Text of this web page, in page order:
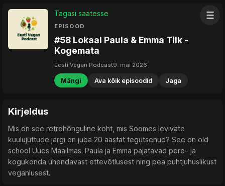
☰
Tagasi saatesse
EPISOOD
#58 Lokaal Paula & Emma Tilk -
Kogemata
Eesti Vegan Podcast9. mai 2026
Mängi Ava kõik episoodid Jaga
Kirjeldus
Mis on see retrohõnguline koht, mis Soomes levivate
kuulujuttude järgi on juba 20 aastat tegutsenud? See on old
school Uues Maailmas. Paula ja Emma pajatavad pere- ja
kogukonda ühendavast ettevõtlusest ning pea puhtjuhuslikust
veganlusest.